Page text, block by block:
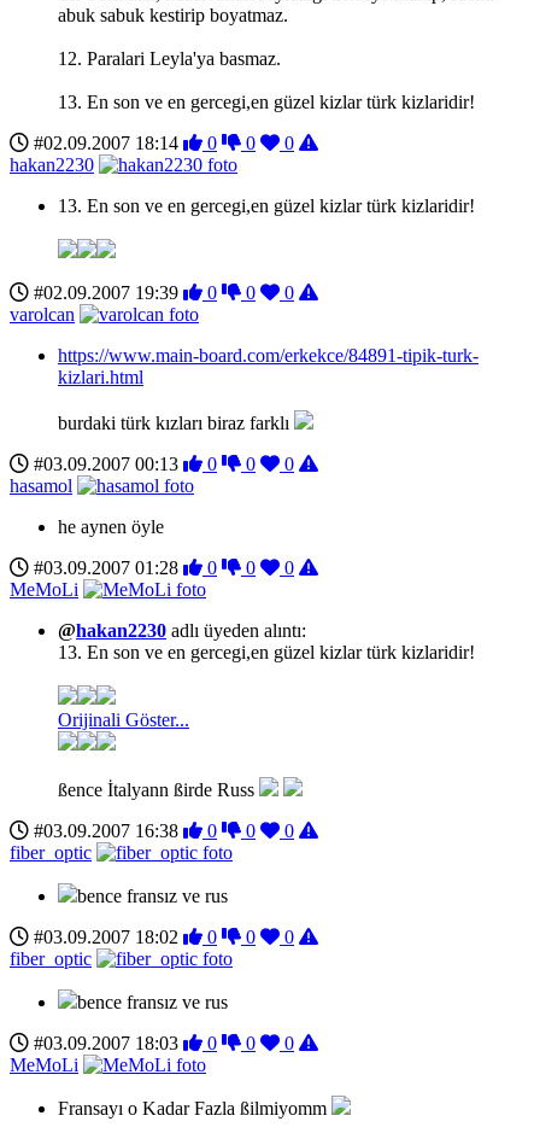
abuk sabuk kestirip boyatmaz.
12. Paralari Leyla'ya basmaz.
13. En son ve en gercegi,en güzel kizlar türk kizlaridir!
#02.09.2007 18:14
0 0
0
hakan2230
13. En son ve en gercegi,en güzel kizlar türk kizlaridir!
#02.09.2007 19:39 0 0
0
varolcan
https://www.main-board.com/erkekce/84891-tipik-turk-
kizlari.html
burdaki türk kızları biraz farklı
#03.09.2007 00:13
0 0
0
hasamol
he aynen öyle
#03.09.2007 01:28
0 0
0
MeMoLi
@hakan2230 adlı üyeden alıntı:
13. En son ve en gercegi,en güzel kizlar türk kizlaridir!
Orijinali Göster...
ßence İtalyann ßirde Russ
#03.09.2007 16:38
0 0
0
fiber_optic
bence fransız ve rus
#03.09.2007 18:02
0 0
0
fiber_optic
bence fransız ve rus
#03.09.2007 18:03
0 0
0
MeMoLi
Fransayı o Kadar Fazla ßilmiyomm